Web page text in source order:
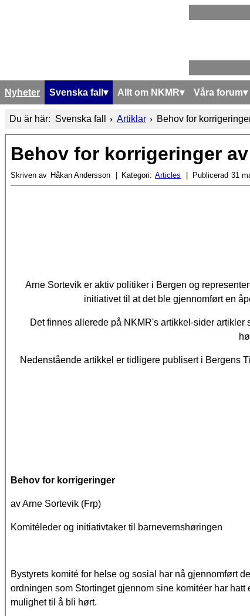
Nyheter Svenska fall Allt om NKMR Våra forum
Du är här: Svenska fall Artiklar Behov for
Behov for korrigeringer
Skriven av Håkan Andersson Kategori: Articles Publicerad 31
Arne Sortevik er aktiv politiker i Bergen og
initiativet til at det ble gjennomført en
Det finnes allerede på NKMR's artikkel-sider
Nedenstående artikkel er tidligere publisert i Bergens
Behov for korrigeringer
av Arne Sortevik (Frp)
Komitéleder og initiativtaker til barnevernshøringen
Bystyrets komité for helse og sosial har nå gjennomført
ordningen som Stortinget gjennom sine komitéer har
mulighet til å bli hørt.